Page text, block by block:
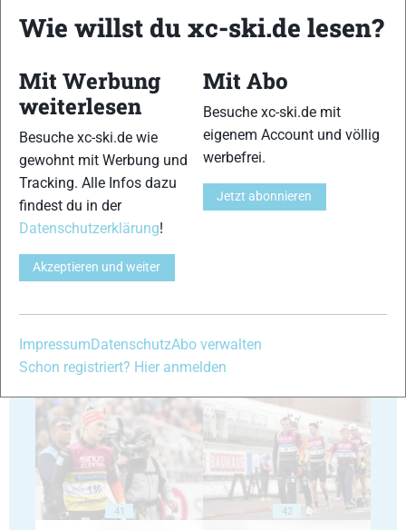
35 36
41 42
Wie willst du xc-ski.de lesen?
Mit Werbung
weiterlesen
Besuche xc-ski.de wie
gewohnt mit Werbung und
Tracking. Alle Infos dazu
findest du in der
Datenschutzerklärung!
Akzeptieren und weiter
Mit Abo
Besuche xc-ski.de mit
eigenem Account und völlig
werbefrei.
Jetzt abonnieren
Impressum DatenschutzAbo verwalten
Schon registriert? Hier anmelden